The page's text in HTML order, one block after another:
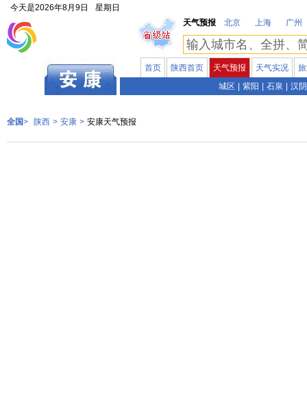
今天是2026年8月9日
星期日
天气预报
北京 上海 广州
首页 陕西首页 天气预报 天气实况
城区
紫阳 石泉 汉阴
全国> 陕西 > 安康 > 安康天气预报